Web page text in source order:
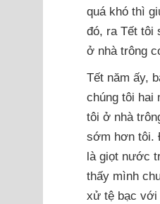
quá khó thì
đó, ra Tết tôi
ở nhà trông
Tết năm ấy,
chúng tôi hai
tôi ở nhà
sớm hơn tôi.
là giọt nước
thấy mình
xử tệ bạc với